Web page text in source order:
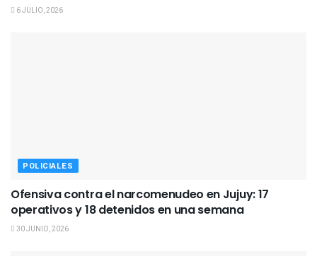
6 JULIO, 2026
POLICIALES
Ofensiva contra el narcomenudeo en Jujuy: 17
operativos y 18 detenidos en una semana
30 JUNIO, 2026